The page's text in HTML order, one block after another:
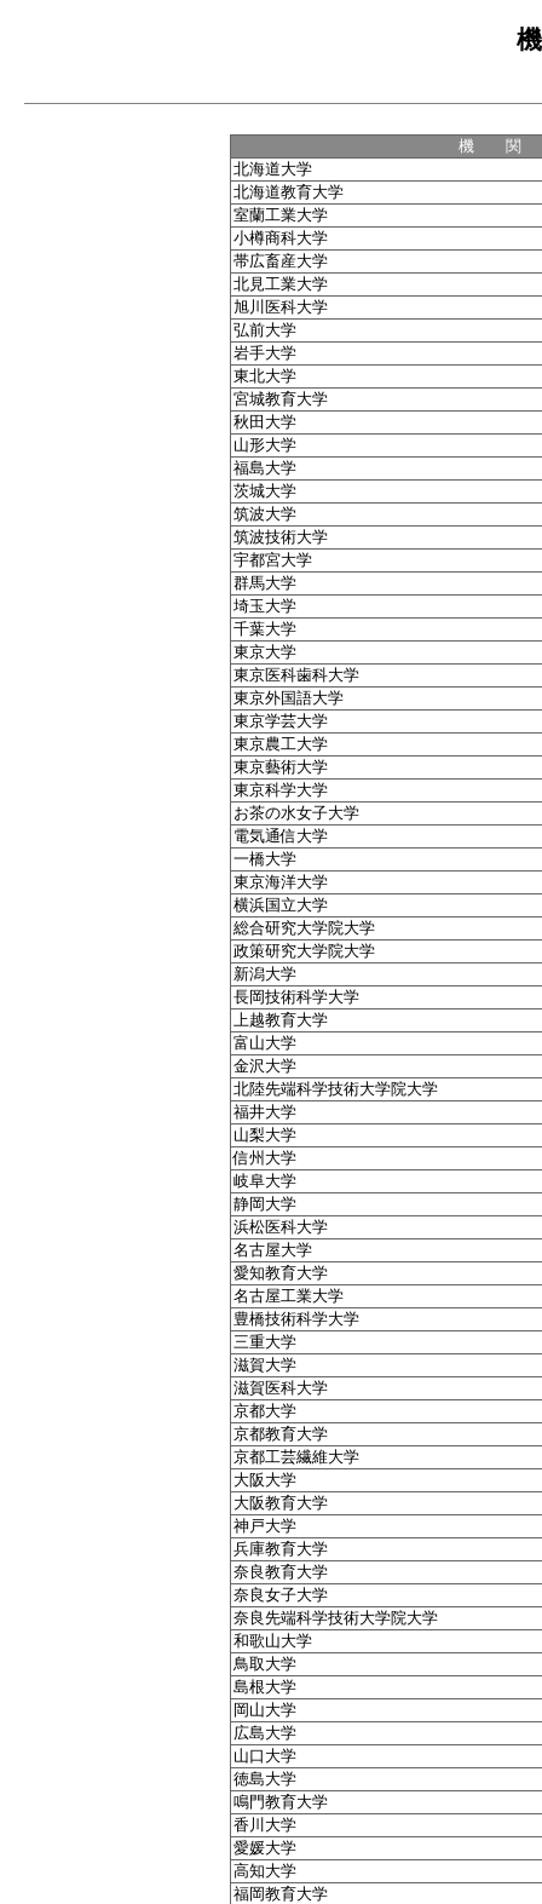
機 関
北海道大学
北海道教育大学
室蘭工業大学
小樽商科大学
帯広畜産大学
北見工業大学
旭川医科大学
弘前大学
岩手大学
東北大学
宮城教育大学
秋田大学
山形大学
福島大学
茨城大学
筑波大学
筑波技術大学
宇都宮大学
群馬大学
埼玉大学
千葉大学
東京大学
東京医科歯科大学
東京外国語大学
東京学芸大学
東京農工大学
東京藝術大学
東京科学大学
お茶の水女子大学
電気通信大学
一橋大学
東京海洋大学
横浜国立大学
総合研究大学院大学
政策研究大学院大学
新潟大学
長岡技術科学大学
上越教育大学
富山大学
金沢大学
北陸先端科学技術大学院大学
福井大学
山梨大学
信州大学
岐阜大学
静岡大学
浜松医科大学
名古屋大学
愛知教育大学
名古屋工業大学
豊橋技術科学大学
三重大学
滋賀大学
滋賀医科大学
京都大学
京都教育大学
京都工芸繊維大学
大阪大学
大阪教育大学
神戸大学
兵庫教育大学
奈良教育大学
奈良女子大学
奈良先端科学技術大学院大学
和歌山大学
鳥取大学
島根大学
岡山大学
広島大学
山口大学
徳島大学
鳴門教育大学
香川大学
愛媛大学
高知大学
福岡教育大学